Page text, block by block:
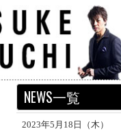
NEWS一覧
2023年5月18日（木）